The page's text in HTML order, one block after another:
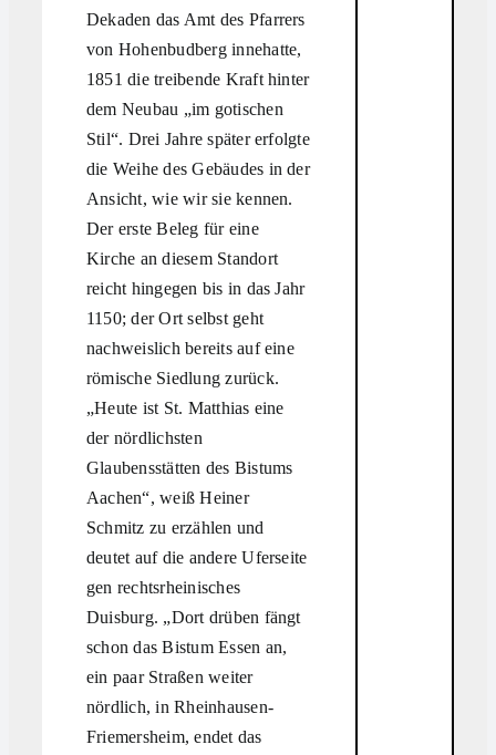
Dekaden das Amt des Pfarrers
von Hohenbudberg innehatte,
1851 die treibende Kraft hinter
dem Neubau „im gotischen
Stil“. Drei Jahre später erfolgte
die Weihe des Gebäudes in der
Ansicht, wie wir sie kennen.
Der erste Beleg für eine
Kirche an diesem Standort
reicht hingegen bis in das Jahr
1150; der Ort selbst geht
nachweislich bereits auf eine
römische Siedlung zurück.
„Heute ist St. Matthias eine
der nördlichsten
Glaubensstätten des Bistums
Aachen“, weiß Heiner
Schmitz zu erzählen und
deutet auf die andere Uferseite
gen rechtsrheinisches
Duisburg. „Dort drüben fängt
schon das Bistum Essen an,
ein paar Straßen weiter
nördlich, in Rheinhausen-
Friemersheim, endet das